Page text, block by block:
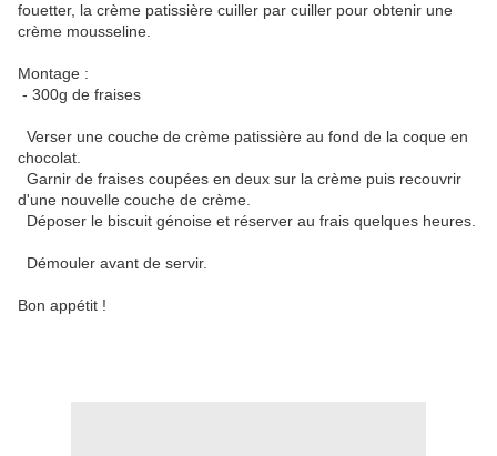
fouetter, la crème patissière cuiller par cuiller pour obtenir une
crème mousseline.
Montage :
- 300g de fraises
Verser une couche de crème patissière au fond de la coque en
chocolat.
Garnir de fraises coupées en deux sur la crème puis recouvrir
d'une nouvelle couche de crème.
Déposer le biscuit génoise et réserver au frais quelques heures.
Démouler avant de servir.
Bon appétit !